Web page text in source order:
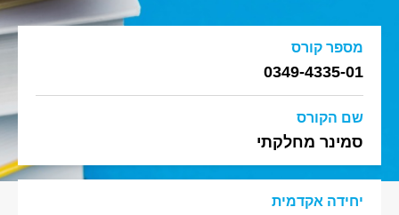
מספר קורס
0349-4335-01
שם הקורס
סמינר מחלקתי
יחידה אקדמית